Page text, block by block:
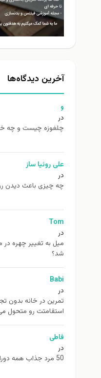
آخرین دیدگاه‌ها
و
در
چلغوزه چیست و چه
علی روئیا ساز
در
چه چیزی باعث دیدن
Tom
در
ميل به تغيير چهره
شد؟
Babi
در
استقامتت رو متحول
فاطی
در
50 مرد جذاب همه دوران ها